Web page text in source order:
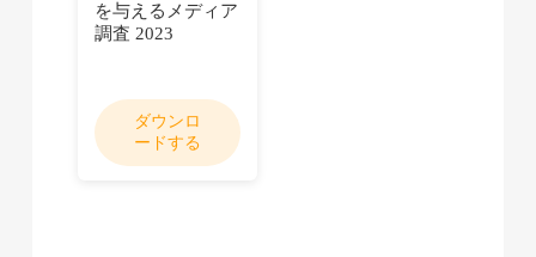
を与えるメディア
調査 2023
ダウンロ
ードする